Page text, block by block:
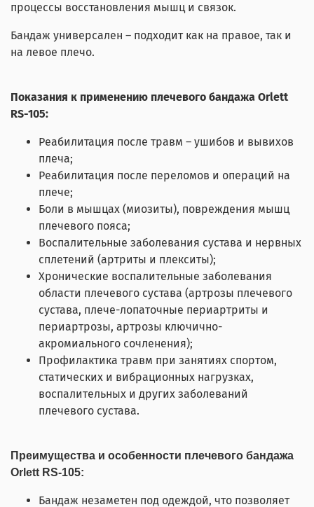
процессы восстановления мышц и связок.
Бандаж универсален – подходит как на правое, так и
на левое плечо.
Показания к применению плечевого бандажа Orlett
RS-105:
Реабилитация после травм – ушибов и вывихов
плеча;
Реабилитация после переломов и операций на
плече;
Боли в мышцах (миозиты), повреждения мышц
плечевого пояса;
Воспалительные заболевания сустава и нервных
сплетений (артриты и плекситы);
Хронические воспалительные заболевания
области плечевого сустава (артрозы плечевого
сустава, плече-лопаточные периартриты и
периартрозы, артрозы ключично-
акромиального сочленения);
Профилактика травм при занятиях спортом,
статических и вибрационных нагрузках,
воспалительных и других заболеваний
плечевого сустава.
Преимущества и особенности плечевого бандажа
Orlett RS-105:
Бандаж незаметен под одеждой, что позволяет